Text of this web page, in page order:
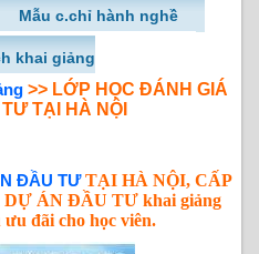
Mẫu c.chỉ hành nghề
khai giảng
>> LỚP HỌC ĐÁNH GIÁ
TẠI HÀ NỘI
ĐẦU TƯTẠI HÀ NỘI, CẤP
ÁN ĐẦU TƯ khai giảng
đãi cho học viên.